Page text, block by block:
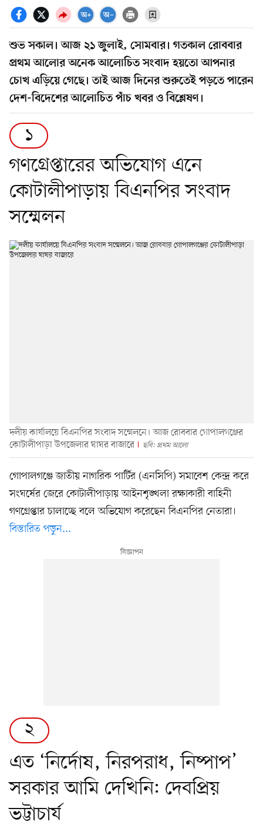
শুভ সকাল। আজ ২১ জুলাই, সোমবার। গতকাল রোববার
প্রথম আলোর অনেক আলোচিত সংবাদ হয়তো আপনার
চোখ এড়িয়ে গেছে। তাই আজ দিনের শুরুতেই পড়তে পারেন
দেশ-বিদেশের আলোচিত পাঁচ খবর ও বিশ্লেষণ।
১
গণগ্রেপ্তারের অভিযোগ এনে
কোটালীপাড়ায় বিএনপির সংবাদ
সম্মেলন
দলীয় কার্যালয়ে বিএনপির সংবাদ সম্মেলনে। আজ রোববার গোপালগঞ্জের
কোটালীপাড়া উপজেলার ঘাঘর বাজারে
ছবি: প্রথম আলো
গোপালগঞ্জে জাতীয় নাগরিক পার্টির (এনসিপি) সমাবেশ কেন্দ্র করে
সংঘর্ষের জেরে কোটালীপাড়ায় আইনশৃঙ্খলা রক্ষাকারী বাহিনী
গণগ্রেপ্তার চালাচ্ছে বলে অভিযোগ করেছেন বিএনপির নেতারা।
বিস্তারিত পড়ুন...
২
এত ‘নির্দোষ, নিরপরাধ, নিষ্পাপ’
সরকার আমি দেখিনি: দেবপ্রিয়
ভট্টাচার্য